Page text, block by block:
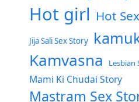
Hot girl Hot
Jija Sali Sex Story
Kamvasna Lesbian
Mami Ki Chudai Story
Mastram Sex